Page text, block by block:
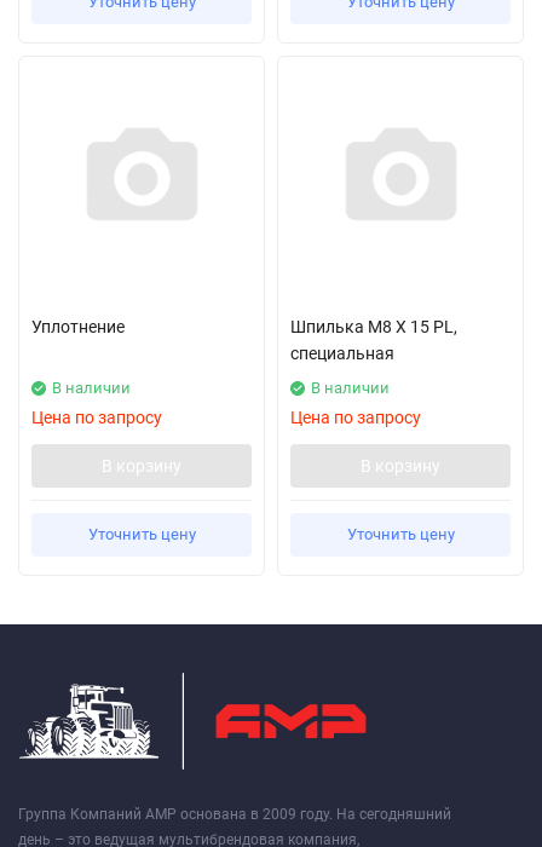
Уплотнение
В наличии
Цена по запросу
В корзину
Уточнить цену
Шпилька M8 X 15 PL,
специальная
В наличии
Цена по запросу
В корзину
Уточнить цену
Группа Компаний АМР основана в 2009 году. На сегодняшний
день – это ведущая мультибрендовая компания,